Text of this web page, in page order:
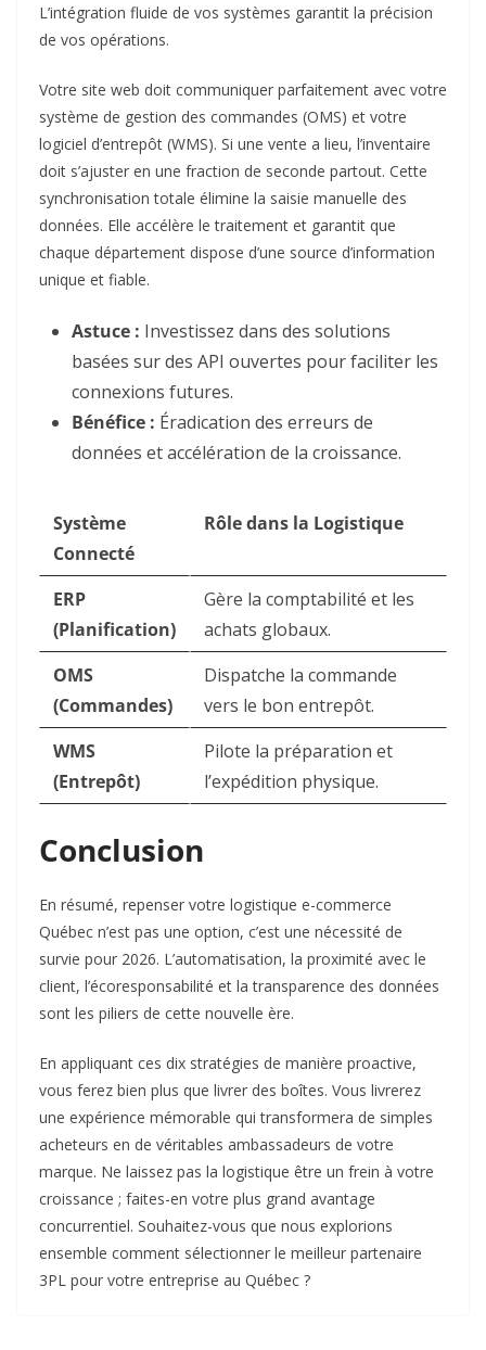
L’intégration fluide de vos systèmes garantit la précision
de vos opérations.
Votre site web doit communiquer parfaitement avec votre
système de gestion des commandes (OMS) et votre
logiciel d’entrepôt (WMS). Si une vente a lieu, l’inventaire
doit s’ajuster en une fraction de seconde partout. Cette
synchronisation totale élimine la saisie manuelle des
données. Elle accélère le traitement et garantit que
chaque département dispose d’une source d’information
unique et fiable.
Astuce : Investissez dans des solutions
basées sur des API ouvertes pour faciliter les
connexions futures.
Bénéfice : Éradication des erreurs de
données et accélération de la croissance.
Système
Connecté
Rôle dans la Logistique
ERP
(Planification)
Gère la comptabilité et les
achats globaux.
OMS
(Commandes)
Dispatche la commande
vers le bon entrepôt.
WMS
(Entrepôt)
Pilote la préparation et
l’expédition physique.
Conclusion
En résumé, repenser votre logistique e-commerce
Québec n’est pas une option, c’est une nécessité de
survie pour 2026. L’automatisation, la proximité avec le
client, l’écoresponsabilité et la transparence des données
sont les piliers de cette nouvelle ère.
En appliquant ces dix stratégies de manière proactive,
vous ferez bien plus que livrer des boîtes. Vous livrerez
une expérience mémorable qui transformera de simples
acheteurs en de véritables ambassadeurs de votre
marque. Ne laissez pas la logistique être un frein à votre
croissance ; faites-en votre plus grand avantage
concurrentiel. Souhaitez-vous que nous explorions
ensemble comment sélectionner le meilleur partenaire
3PL pour votre entreprise au Québec ?